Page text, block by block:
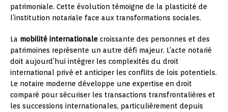
patrimoniale. Cette évolution témoigne de la plasticité de
l’institution notariale face aux transformations sociales.
La mobilité internationale croissante des personnes et des
patrimoines représente un autre défi majeur. L’acte notarié
doit aujourd’hui intégrer les complexités du droit
international privé et anticiper les conflits de lois potentiels.
Le notaire moderne développe une expertise en droit
comparé pour sécuriser les transactions transfrontalières et
les successions internationales, particulièrement depuis